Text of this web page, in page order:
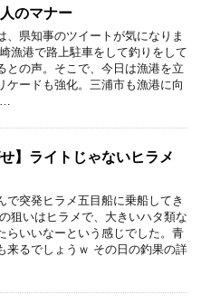
のマナー
、県知事のツイートが気になりま
漁港で路上駐車をして釣りをして
との声。そこで、今日は漁港を立
ケードも強化。三浦市も漁港に向
…
せ】ライトじゃないヒラメ
で突発ヒラメ五目船に乗船してき
狙いはヒラメで、大きいハタ類な
らいいなーという感じでした。青
来るでしょうｗ その日の釣果の詳